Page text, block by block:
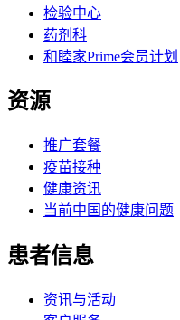
检验中心
药剂科
和睦家Prime会员计划
资源
推广套餐
疫苗接种
健康资讯
当前中国的健康问题
患者信息
资讯与活动